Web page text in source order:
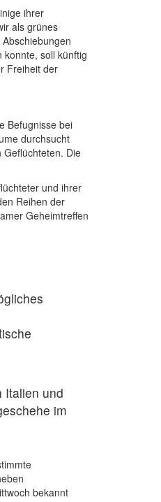
ihrer
als grünes
soll künftig
Freiheit der
Befugnisse bei
durchsucht
Geflüchteten. Die
und ihrer
Reihen der
Geheimtreffen
Italien und
im
bekannt